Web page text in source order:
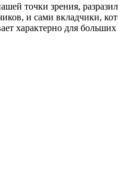
точки зрения,
и сами вкладчики,
характерно для